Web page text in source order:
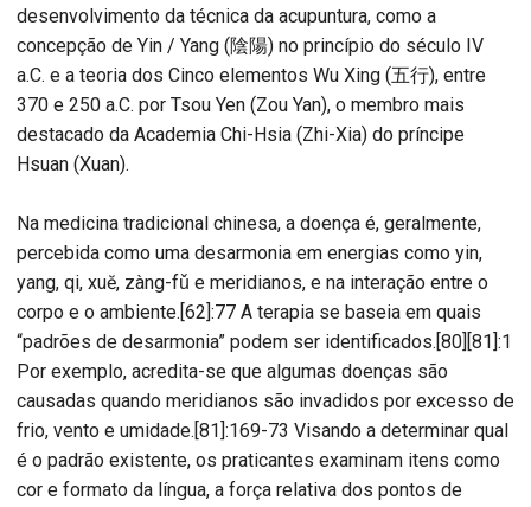
desenvolvimento da técnica da acupuntura, como a
concepção de Yin / Yang (陰陽) no princípio do século IV
a.C. e a teoria dos Cinco elementos Wu Xing (五行), entre
370 e 250 a.C. por Tsou Yen (Zou Yan), o membro mais
destacado da Academia Chi-Hsia (Zhi-Xia) do príncipe
Hsuan (Xuan).
Na medicina tradicional chinesa, a doença é, geralmente,
percebida como uma desarmonia em energias como yin,
yang, qi, xuĕ, zàng-fǔ e meridianos, e na interação entre o
corpo e o ambiente.[62]:77 A terapia se baseia em quais
“padrões de desarmonia” podem ser identificados.[80][81]:1
Por exemplo, acredita-se que algumas doenças são
causadas quando meridianos são invadidos por excesso de
frio, vento e umidade.[81]:169-73 Visando a determinar qual
é o padrão existente, os praticantes examinam itens como
cor e formato da língua, a força relativa dos pontos de